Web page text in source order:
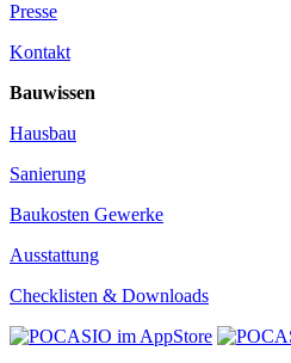
Presse
Kontakt
Bauwissen
Hausbau
Sanierung
Baukosten Gewerke
Ausstattung
Checklisten & Downloads